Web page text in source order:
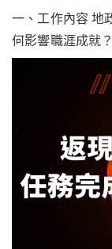
一、工作內容 地
何影響職涯成就